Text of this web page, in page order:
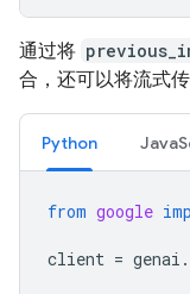
通过将
合，还可以将流式
Python
from google
client = genai .